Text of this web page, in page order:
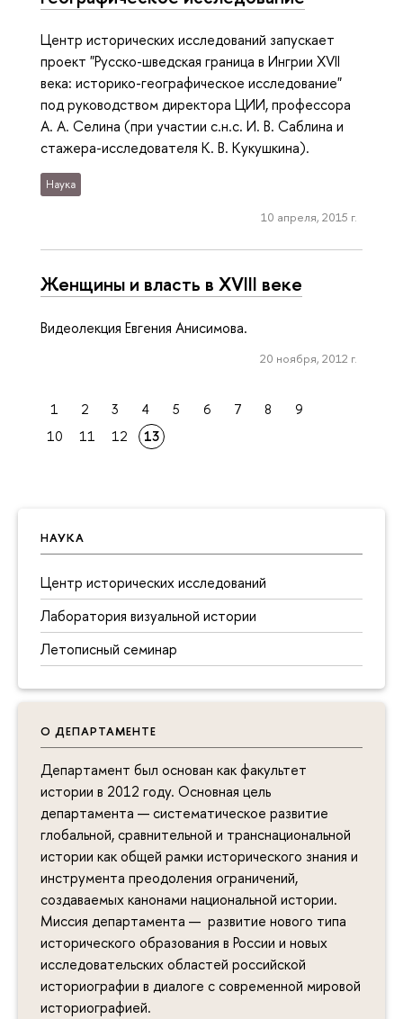
НАУКА
Центр исторических исследований
Лаборатория визуальной истории
Летописный семинар
О ДЕПАРТАМЕНТЕ
Департамент был основан как факультет
истории в 2012 году. Основная цель
департамента — систематическое развитие
глобальной, сравнительной и транснациональной
истории как общей рамки исторического знания и
инструмента преодоления ограничений,
создаваемых канонами национальной истории.
Миссия департамента — развитие нового типа
исторического образования в России и новых
исследовательских областей российской
историографии в диалоге с современной мировой
историографией.
Центр исторических исследований запускает
проект "Русско-шведская граница в Ингрии XVII
века: историко-географическое исследование"
под руководством директора ЦИИ, профессора
А. А. Селина (при участии с.н.с. И. В. Саблина и
стажера-исследователя К. В. Кукушкина).
Наука
10 апреля, 2015 г.
Женщины и власть в XVIII веке
Видеолекция Евгения Анисимова.
20 ноября, 2012 г.
1 2 3 4 5 6 7 8
9
10
11 12 13